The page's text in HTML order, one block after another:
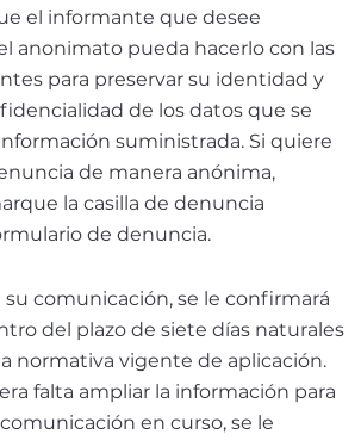
el informante que desee
anonimato pueda hacerlo con las
para preservar su identidad y
de los datos que se
suministrada. Si quiere
de manera anónima,
la casilla de denuncia
de denuncia.
su comunicación, se le confirmará
del plazo de siete días naturales
normativa vigente de aplicación.
falta ampliar la información para
comunicación en curso, se le